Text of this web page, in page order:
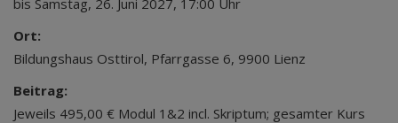
bis Samstag, 26. Juni 2027, 17:00 Uhr
Ort:
Bildungshaus Osttirol, Pfarrgasse 6, 9900 Lienz
Beitrag:
Jeweils 495,00 € Modul 1&2 incl. Skriptum; gesamter Kurs